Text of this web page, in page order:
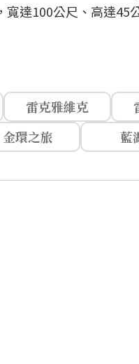
達100公尺、高達45
雷克雅維克
金環之旅 藍